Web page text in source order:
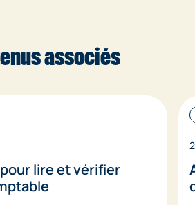
associés
lire et vérifier